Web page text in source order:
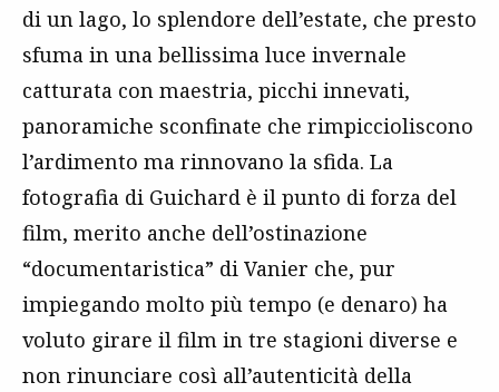
di un lago, lo splendore dell’estate, che presto
sfuma in una bellissima luce invernale
catturata con maestria, picchi innevati,
panoramiche sconfinate che rimpiccioliscono
l’ardimento ma rinnovano la sfida. La
fotografia di Guichard è il punto di forza del
film, merito anche dell’ostinazione
“documentaristica” di Vanier che, pur
impiegando molto più tempo (e denaro) ha
voluto girare il film in tre stagioni diverse e
non rinunciare così all’autenticità della